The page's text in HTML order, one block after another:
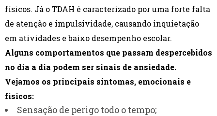
físicos. Já o TDAH é caracterizado por uma forte falta
de atenção e impulsividade, causando inquietação
em atividades e baixo desempenho escolar.
Alguns comportamentos que passam despercebidos
no dia a dia podem ser sinais de ansiedade.
Vejamos os principais sintomas, emocionais e
físicos:
Sensação de perigo todo o tempo;